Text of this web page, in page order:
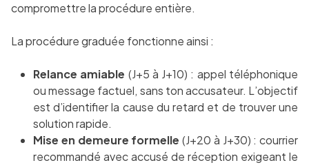
compromettre la procédure entière.
La procédure graduée fonctionne ainsi :
Relance amiable (J+5 à J+10) : appel téléphonique
ou message factuel, sans ton accusateur. L’objectif
est d’identifier la cause du retard et de trouver une
solution rapide.
Mise en demeure formelle (J+20 à J+30) : courrier
recommandé avec accusé de réception exigeant le